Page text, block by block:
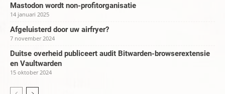
Mastodon wordt non-profitorganisatie
14 januari 2025
Afgeluisterd door uw airfryer?
7 november 2024
Duitse overheid publiceert audit Bitwarden-browserextensie
en Vaultwarden
15 oktober 2024